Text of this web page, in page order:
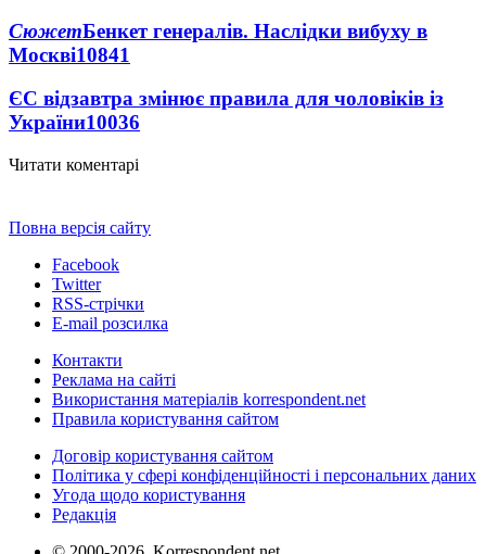
СюжетБенкет генералів. Наслідки вибуху в
Москві10841
ЄС відзавтра змінює правила для чоловіків із
України10036
Читати коментарі
Повна версія сайту
Facebook
Twitter
RSS-стрічки
E-mail розсилка
Контакти
Реклама на сайті
Використання матеріалів korrespondent.net
Правила користування сайтом
Договір користування сайтом
Політика у сфері конфіденційності і персональних даних
Угода щодо користування
Редакція